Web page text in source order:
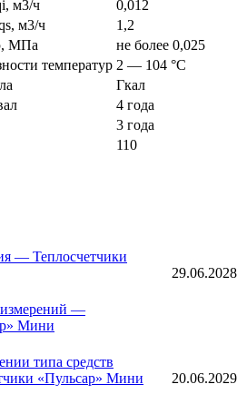
м3/ч
0,012
м3/ч
1,2
МПа
не более 0,025
температур 2 — 104 °C
Гкал
4 года
3 года
110
— Теплосчетчики
29.06.2028
измерений —
Мини
типа средств
«Пульсар» Мини
20.06.2029